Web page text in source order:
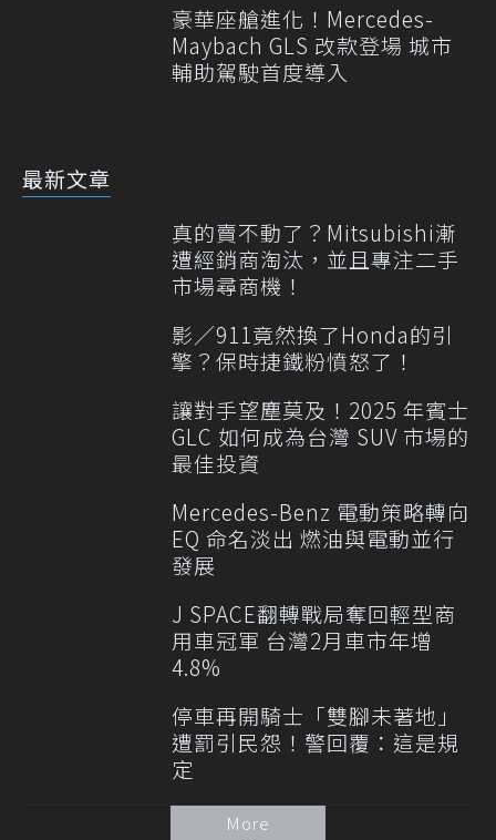
豪華座艙進化！Mercedes-
Maybach GLS 改款登場 城市
輔助駕駛首度導入
最新文章
真的賣不動了？Mitsubishi漸
遭經銷商淘汰，並且專注二手
市場尋商機！
影／911竟然換了Honda的引
擎？保時捷鐵粉憤怒了！
讓對手望塵莫及！2025 年賓士
GLC 如何成為台灣 SUV 市場的
最佳投資
Mercedes-Benz 電動策略轉向
EQ 命名淡出 燃油與電動並行
發展
J SPACE翻轉戰局奪回輕型商
用車冠軍 台灣2月車市年增
4.8%
停車再開騎士「雙腳未著地」
遭罰引民怨！警回覆：這是規
定
More